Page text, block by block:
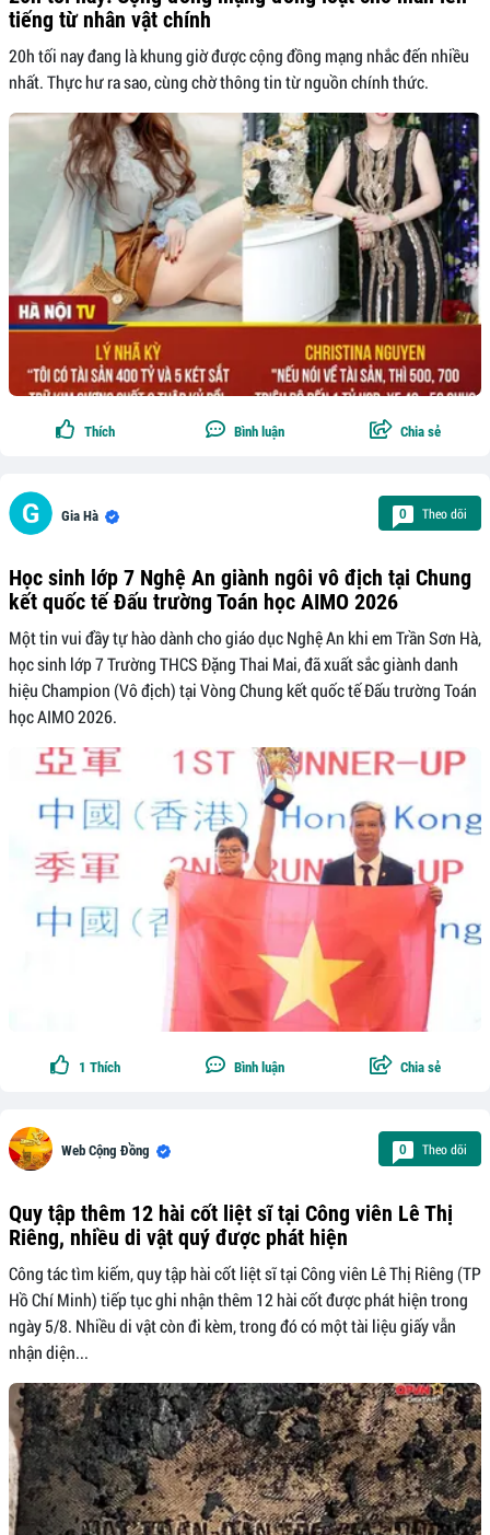
tiếng từ nhân vật chính
20h tối nay đang là khung giờ được cộng đồng mạng nhắc đến nhiều
nhất. Thực hư ra sao, cùng chờ thông tin từ nguồn chính thức.
Thích Bình luận Chia sẻ
Gia Hà 0 Theo dõi
Học sinh lớp 7 Nghệ An giành ngôi vô địch tại Chung
kết quốc tế Đấu trường Toán học AIMO 2026
Một tin vui đầy tự hào dành cho giáo dục Nghệ An khi em Trần Sơn Hà,
học sinh lớp 7 Trường THCS Đặng Thai Mai, đã xuất sắc giành danh
hiệu Champion (Vô địch) tại Vòng Chung kết quốc tế Đấu trường Toán
học AIMO 2026.
1 Thích Bình luận Chia sẻ
Web Cộng Đồng 0 Theo dõi
Quy tập thêm 12 hài cốt liệt sĩ tại Công viên Lê Thị
Riêng, nhiều di vật quý được phát hiện
Công tác tìm kiếm, quy tập hài cốt liệt sĩ tại Công viên Lê Thị Riêng (TP
Hồ Chí Minh) tiếp tục ghi nhận thêm 12 hài cốt được phát hiện trong
ngày 5/8. Nhiều di vật còn đi kèm, trong đó có một tài liệu giấy vẫn
nhận diện...